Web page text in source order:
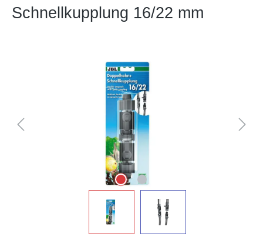
Schnellkupplung 16/22 mm
Bildergalerie überspringen